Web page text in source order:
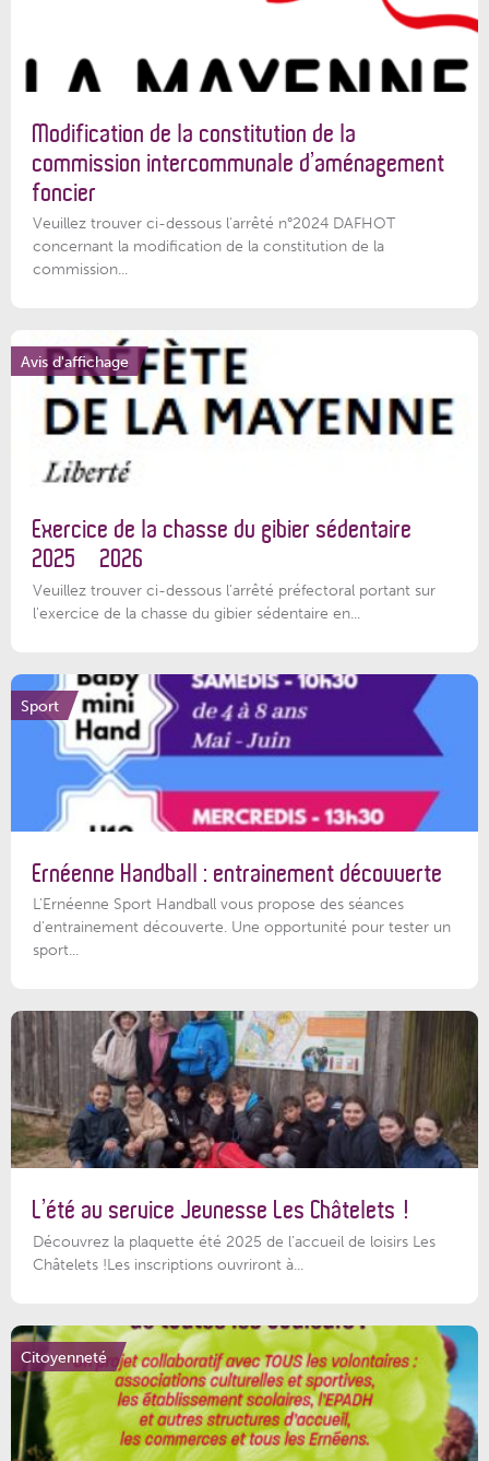
Modification de la constitution de la
commission intercommunale d’aménagement
foncier
Veuillez trouver ci-dessous l'arrêté n°2024 DAFHOT
concernant la modification de la constitution de la
commission...
Avis d'affichage
Exercice de la chasse du gibier sédentaire
2025 – 2026
Veuillez trouver ci-dessous l'arrêté préfectoral portant sur
l'exercice de la chasse du gibier sédentaire en...
Sport
Ernéenne Handball : entrainement découverte
L'Ernéenne Sport Handball vous propose des séances
d'entrainement découverte. Une opportunité pour tester un
sport...
L’été au service Jeunesse Les Châtelets !
Découvrez la plaquette été 2025 de l’accueil de loisirs Les
Châtelets !Les inscriptions ouvriront à...
Citoyenneté